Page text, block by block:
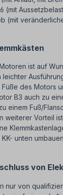
(mit
(mit
ist auf
des Motors
B3 auch zu
einem Fuß/
weiterer Vorteil
unten
von
nur von